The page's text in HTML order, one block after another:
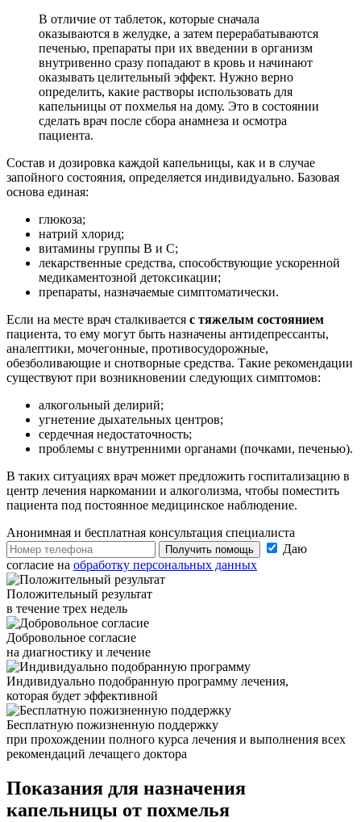
В отличие от таблеток, которые сначала
оказываются в желудке, а затем перерабатываются
печенью, препараты при их введении в организм
внутривенно сразу попадают в кровь и начинают
оказывать целительный эффект. Нужно верно
определить, какие растворы использовать для
капельницы от похмелья на дому. Это в состоянии
сделать врач после сбора анамнеза и осмотра
пациента.
Состав и дозировка каждой капельницы, как и в случае
запойного состояния, определяется индивидуально. Базовая
основа единая:
глюкоза;
натрий хлорид;
витамины группы В и С;
лекарственные средства, способствующие ускоренной
медикаментозной детоксикации;
препараты, назначаемые симптоматически.
Если на месте врач сталкивается с тяжелым состоянием
пациента, то ему могут быть назначены антидепрессанты,
аналептики, мочегонные, противосудорожные,
обезболивающие и снотворные средства. Такие рекомендации
существуют при возникновении следующих симптомов:
алкогольный делирий;
угнетение дыхательных центров;
сердечная недостаточность;
проблемы с внутренними органами (почками, печенью).
В таких ситуациях врач может предложить госпитализацию в
центр лечения наркомании и алкоголизма, чтобы поместить
пациента под постоянное медицинское наблюдение.
Анонимная и бесплатная консультация специалиста
Получить помощь
Даю
согласие на обработку персональных данных
Положительный результат
в течение трех недель
Добровольное согласие
на диагностику и лечение
Индивидуально подобранную программу лечения,
которая будет эффективной
Бесплатную пожизненную поддержку
при прохождении полного курса лечения и выполнения всех
рекомендаций лечащего доктора
Показания для назначения
капельницы от похмелья